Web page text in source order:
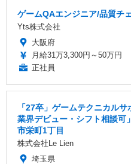
ゲームQAエンジニア/品質チ
Yts株式会社
大阪府
月給31万3,300円～50万円
正社員
「27卒」ゲームテクニカル
業界デビュー・シフト相談可
市栄町1丁目
株式会社Le Lien
埼玉県